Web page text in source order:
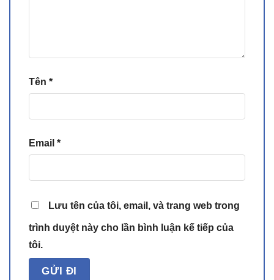
Tên *
Email *
Lưu tên của tôi, email, và trang web trong
trình duyệt này cho lần bình luận kế tiếp của
tôi.